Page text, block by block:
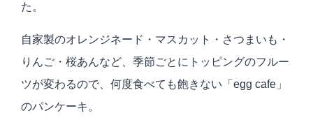
た。
自家製のオレンジネード・マスカット・さつまいも・
りんご・桜あんなど、季節ごとにトッピングのフルー
ツが変わるので、何度食べても飽きない「egg cafe」
のパンケーキ。